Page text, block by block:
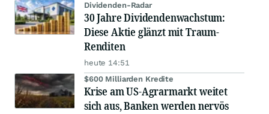
Dividenden-Radar
30 Jahre Dividendenwachstum:
Diese Aktie glänzt mit Traum-
Renditen
heute 14:51
$600 Milliarden Kredite
Krise am US-Agrarmarkt weitet
sich aus, Banken werden nervös